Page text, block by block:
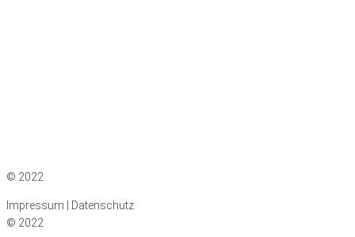
© 2022
Impressum | Datenschutz
© 2022